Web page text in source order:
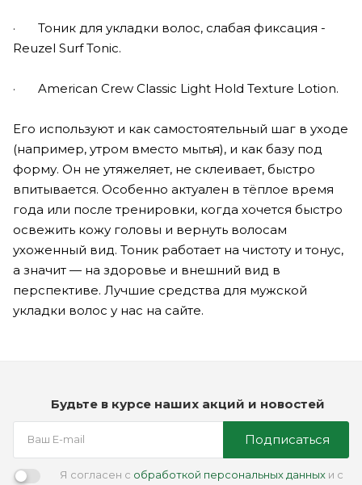
· Тоник для укладки волос, слабая фиксация -
Reuzel Surf Tonic.
· American Crew Classic Light Hold Texture Lotion.
Его используют и как самостоятельный шаг в уходе
(например, утром вместо мытья), и как базу под
форму. Он не утяжеляет, не склеивает, быстро
впитывается. Особенно актуален в тёплое время
года или после тренировки, когда хочется быстро
освежить кожу головы и вернуть волосам
ухоженный вид. Тоник работает на чистоту и тонус,
а значит — на здоровье и внешний вид в
перспективе. Лучшие средства для мужской
укладки волос у нас на сайте.
Будьте в курсе наших акций и новостей
Подписаться
Я согласен с обработкой персональных данныхи с